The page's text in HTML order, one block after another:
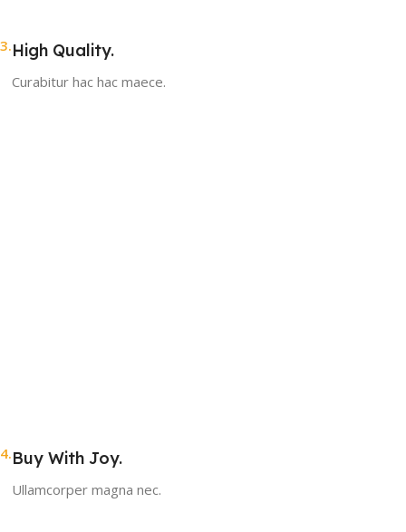
3.High Quality.
Curabitur hac hac maece.
4.Buy With Joy.
Ullamcorper magna nec.